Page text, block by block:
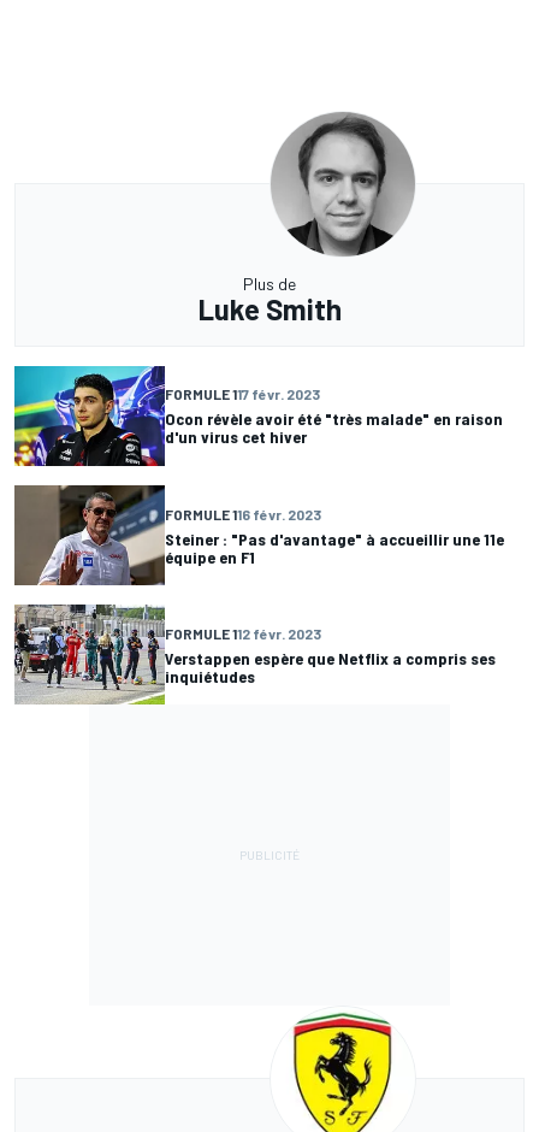
Plus de
Luke Smith
FORMULE 117 févr. 2023
Ocon révèle avoir été "très malade" en raison
d'un virus cet hiver
FORMULE 116 févr. 2023
Steiner : "Pas d'avantage" à accueillir une 11e
équipe en F1
FORMULE 112 févr. 2023
Verstappen espère que Netflix a compris ses
inquiétudes